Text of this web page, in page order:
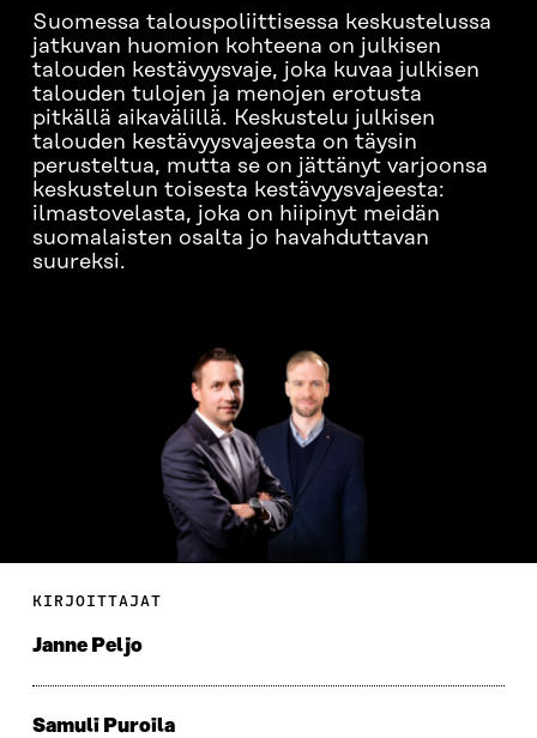
Suomessa talouspoliittisessa keskustelussa
jatkuvan huomion kohteena on julkisen
talouden kestävyysvaje, joka kuvaa julkisen
talouden tulojen ja menojen erotusta
pitkällä aikavälillä. Keskustelu julkisen
talouden kestävyysvajeesta on täysin
perusteltua, mutta se on jättänyt varjoonsa
keskustelun toisesta kestävyysvajeesta:
ilmastovelasta, joka on hiipinyt meidän
suomalaisten osalta jo havahduttavan
suureksi.
KIRJOITTAJAT
Janne Peljo
Samuli Puroila